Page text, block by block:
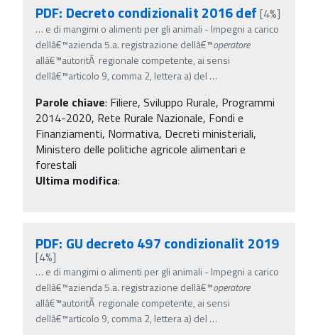
PDF: Decreto condizionalit 2016 def [4%]
… e di mangimi o alimenti per gli animali - Impegni a carico
dellâ€™azienda 5.a. registrazione dellâ€™operatore
allâ€™autoritÃ regionale competente, ai sensi
dellâ€™articolo 9, comma 2, lettera a) del …
Parole chiave: Filiere, Sviluppo Rurale, Programmi
2014-2020, Rete Rurale Nazionale, Fondi e
Finanziamenti, Normativa, Decreti ministeriali,
Ministero delle politiche agricole alimentari e
forestali
Ultima modifica:
PDF: GU decreto 497 condizionalit 2019
[4%]
… e di mangimi o alimenti per gli animali - Impegni a carico
dellâ€™azienda 5.a. registrazione dellâ€™operatore
allâ€™autoritÃ regionale competente, ai sensi
dellâ€™articolo 9, comma 2, lettera a) del …